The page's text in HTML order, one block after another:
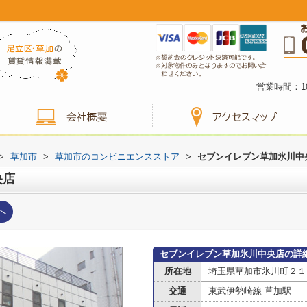
営業時間：
草加市 > 草加市のコンビニエンスストア > セブンイレブン草加氷川中
店
セブンイレブン草加氷川中央店の詳
所在地
埼玉県草加市氷川町２
交通
東武伊勢崎線 草加駅